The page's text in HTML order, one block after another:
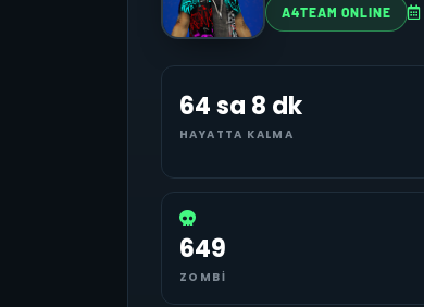
A4TEAM ONLINE
64 sa 8 dk
HAYATTA KALMA
649
ZOMBI